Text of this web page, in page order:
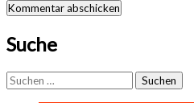
Suche
Suchen
nach: